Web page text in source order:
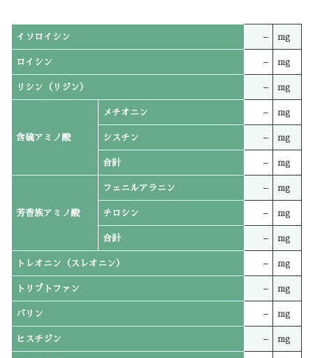
イソロイシン – mg
ロイシン – mg
リシン（リジン） – mg
含硫アミノ酸
メチオニン – mg
シスチン – mg
合計 – mg
芳香族アミノ酸
フェニルアラニン – mg
チロシン – mg
合計 – mg
トレオニン（スレオニン） – mg
トリプトファン – mg
バリン – mg
ヒスチジン – mg